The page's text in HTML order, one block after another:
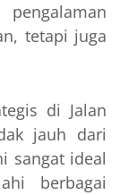
tetapi juga
di Jalan
jauh dari
sangat ideal
berbagai